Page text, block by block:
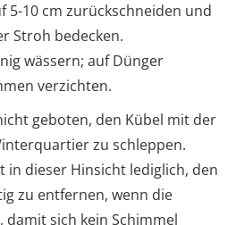
5-10 cm zurückschneiden und
Stroh bedecken.
wässern; auf Dünger
verzichten.
geboten, den Kübel mit der
zu schleppen.
in dieser Hinsicht lediglich, den
zu entfernen, wenn die
sich kein Schimmel